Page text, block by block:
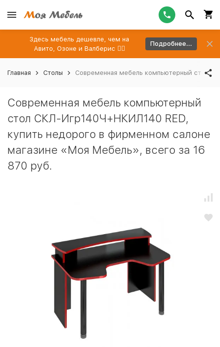
Здесь мебель дешевле, чем на
Авито, Озоне и Валберис 👉🏻
Подробнее...
Главная Столы Современная мебель компьютерный стол
Современная мебель компьютерный
стол СКЛ-Игр140Ч+НКИЛ140 RED,
купить недорого в фирменном салоне
магазине «Моя Мебель», всего за 16
870 руб.